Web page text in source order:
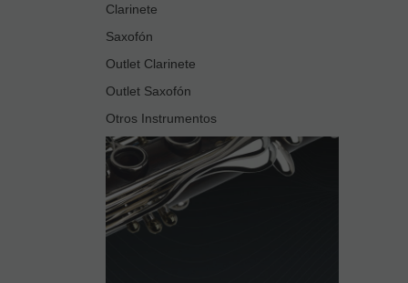
Clarinete
Saxofón
Outlet Clarinete
Outlet Saxofón
Otros Instrumentos